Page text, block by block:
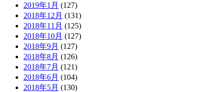
2019年1月 (127)
2018年12月 (131)
2018年11月 (125)
2018年10月 (127)
2018年9月 (127)
2018年8月 (126)
2018年7月 (121)
2018年6月 (104)
2018年5月 (130)